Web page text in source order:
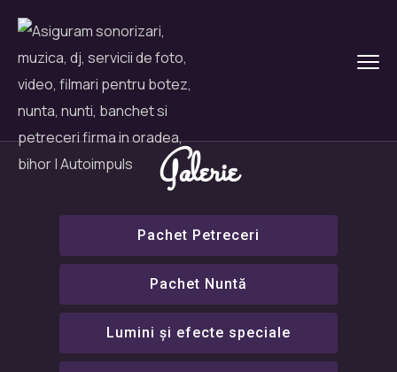
Galerie
Pachet Petreceri
Pachet Nuntă
Lumini și efecte speciale